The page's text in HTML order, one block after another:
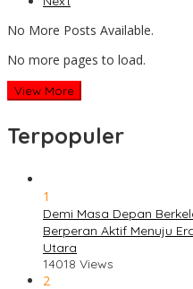
No More Posts Available.
No more pages to load.
View More
Terpopuler
1
Demi Masa Depan
Berperan Aktif Menuju
Utara
14018 Views
2